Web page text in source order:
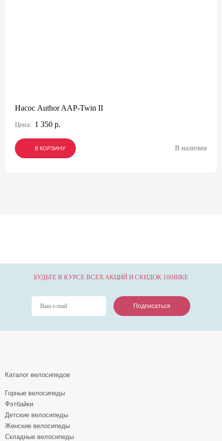
Насос Author AAP-Twin II
Цена: 1 350 р.
В КОРЗИНУ
В КОРЗИНУ
В КОРЗИНУ В наличии
БУДЬТЕ В КУРСЕ ВСЕХ АКЦИЙ И СКИДОК 100BIKE
Подписаться
Подписаться
Подписаться
Каталог велосипедов
Горные велосипеды
Фэтбайки
Детские велосипеды
Женские велосипеды
Складные велосипеды